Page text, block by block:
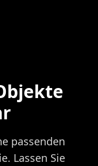
passenden
Lassen Sie